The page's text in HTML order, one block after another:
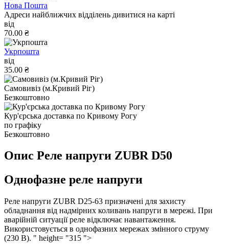
Нова Пошта
Адреси найближчих відділень дивитися на карті
від
70.00 ₴
Укрпошта
від
35.00 ₴
Самовивіз (м.Кривий Ріг)
Безкоштовно
Кур'єрська доставка по Кривому Рогу
по графіку
Безкоштовно
Опис Реле напруги ZUBR D50
Однофазне реле напруги
Реле напруги ZUBR D25-63 призначені для захисту
обладнання від надмірних коливань напруги в мережі. При
аварійній ситуації реле відключає навантаження.
Використовується в однофазних мережах змінного струму
(230 В). " height= "315 ">